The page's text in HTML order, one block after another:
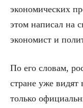
экономических
этом написал на
экономист и
По его словам,
стране уже видят
только